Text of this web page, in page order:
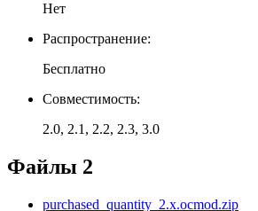
Нет
Распространение:
Бесплатно
Совместимость:
2.0, 2.1, 2.2, 2.3, 3.0
Файлы 2
purchased_quantity_2.x.ocmod.zip